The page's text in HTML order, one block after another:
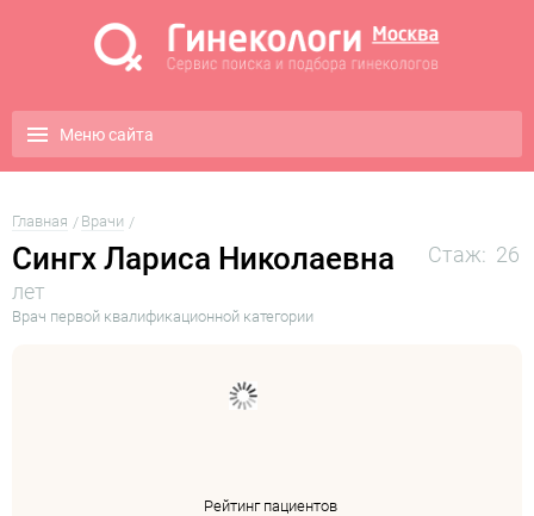
Меню сайта
Главная Врачи
Сингх Лариса Николаевна
Стаж: 26
лет
Врач первой квалификационной категории
Рейтинг пациентов